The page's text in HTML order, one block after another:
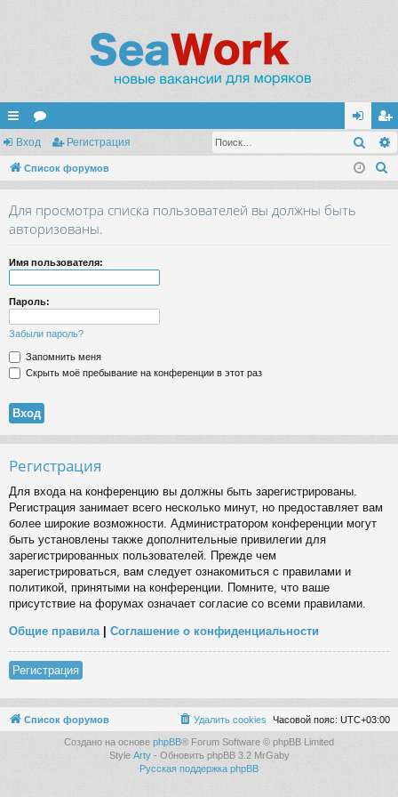
с
ы
ор
ум
хо
д
ег
ис
Вход Регистрация
Список форумов
Для просмотра списка пользователей вы должны быть
авторизованы.
Имя пользователя:
Пароль:
Забыли пароль?
Запомнить меня
Скрыть моё пребывание на конференции в этот раз
Регистрация
Для входа на конференцию вы должны быть зарегистрированы.
Регистрация занимает всего несколько минут, но предоставляет вам
более широкие возможности. Администратором конференции могут
быть установлены также дополнительные привилегии для
зарегистрированных пользователей. Прежде чем
зарегистрироваться, вам следует ознакомиться с правилами и
политикой, принятыми на конференции. Помните, что ваше
присутствие на форумах означает согласие со всеми правилами.
Общие правила | Соглашение о конфиденциальности
Регистрация
Список форумов Часовой пояс: UTC+03:00
Удалить cookies
Создано на основе phpBB® Forum Software © phpBB Limited
Style Arty- Обновить phpBB 3.2 MrGaby
Русская поддержка phpBB